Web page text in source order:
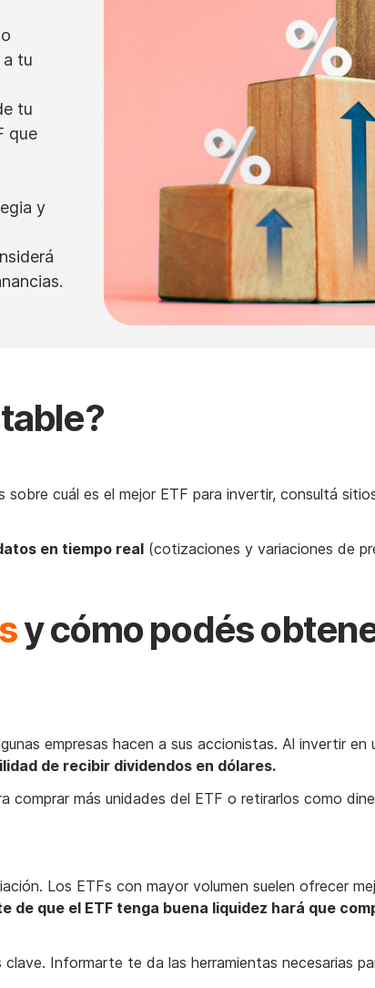
a tu
tu
que
y
cuál es el mejor ETF para invertir, consultá
en tiempo real (cotizaciones y variaciones de
y cómo podés
empresas hacen a sus accionistas. Al invertir en
de recibir dividendos en dólares.
comprar más unidades del ETF o retirarlos como
Los ETFs con mayor volumen suelen ofrecer
de que el ETF tenga buena liquidez hará que
Informarte te da las herramientas necesarias